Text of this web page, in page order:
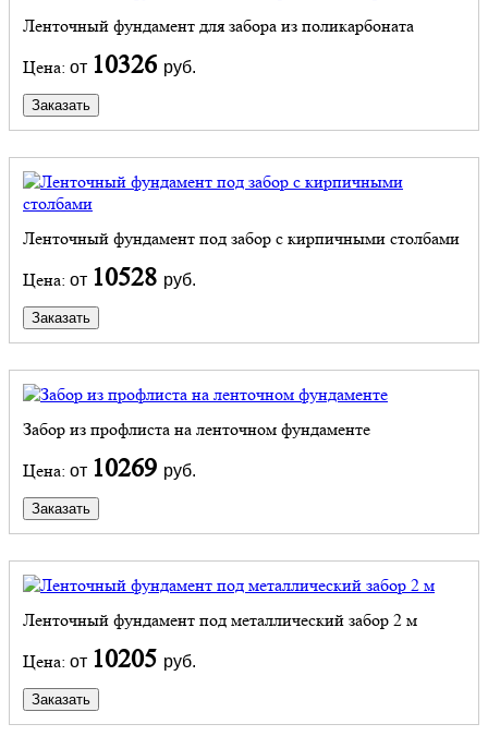
Ленточный фундамент для забора из поликарбоната
Цена: от 10326 руб.
Заказать
Ленточный фундамент под забор с кирпичными столбами
Цена: от 10528 руб.
Заказать
Забор из профлиста на ленточном фундаменте
Цена: от 10269 руб.
Заказать
Ленточный фундамент под металлический забор 2 м
Цена: от 10205 руб.
Заказать